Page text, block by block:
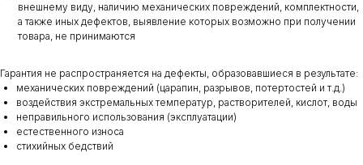
внешнему виду, наличию механических повреждений, комплектности,
а также иных дефектов, выявление которых возможно при получении
товара, не принимаются
Гарантия не распространяется на дефекты, образовавшиеся в результате:
механических повреждений (царапин, разрывов, потертостей и т.д.)
воздействия экстремальных температур, растворителей, кислот, воды
неправильного использования (эксплуатации)
естественного износа
стихийных бедствий